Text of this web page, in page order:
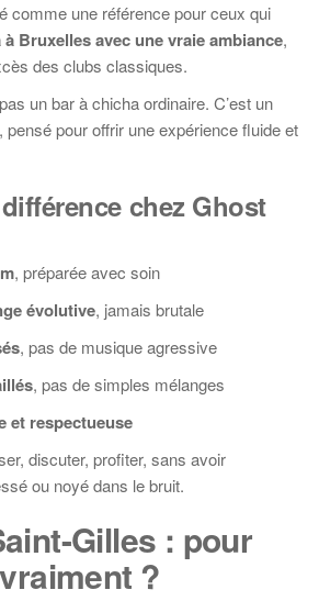
comme une référence pour ceux qui
Bruxelles avec une vraie ambiance,
des clubs classiques.
un bar à chicha ordinaire. C’est un
, pensé pour offrir une expérience fluide et
chez Ghost
, préparée avec soin
évolutive, jamais brutale
, pas de musique agressive
, pas de simples mélanges
et respectueuse
discuter, profiter, sans avoir
ou noyé dans le bruit.
Gilles : pour
?